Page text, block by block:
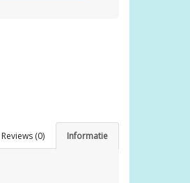
Informatie
Reviews (0)